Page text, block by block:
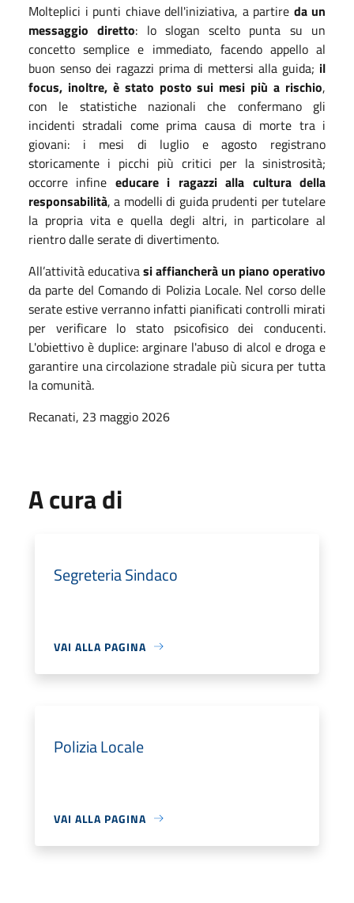
Molteplici i punti chiave dell'iniziativa, a partire da un
messaggio diretto: lo slogan scelto punta su un
concetto semplice e immediato, facendo appello al
buon senso dei ragazzi prima di mettersi alla guida; il
focus, inoltre, è stato posto sui mesi più a rischio,
con le statistiche nazionali che confermano gli
incidenti stradali come prima causa di morte tra i
giovani: i mesi di luglio e agosto registrano
storicamente i picchi più critici per la sinistrosità;
occorre infine educare i ragazzi alla cultura della
responsabilità, a modelli di guida prudenti per tutelare
la propria vita e quella degli altri, in particolare al
rientro dalle serate di divertimento.
All’attività educativasi affiancherà un piano operativo
da parte del Comando di Polizia Locale. Nel corso delle
serate estive verranno infatti pianificati controlli mirati
per verificare lo stato psicofisico dei conducenti.
L'obiettivo è duplice: arginare l'abuso di alcol e droga e
garantire una circolazione stradale più sicura per tutta
la comunità.
Recanati, 23 maggio 2026
A cura di
Segreteria Sindaco
VAI ALLA PAGINA
Polizia Locale
VAI ALLA PAGINA